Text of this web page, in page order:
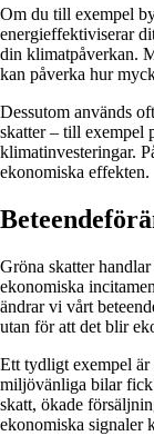
Om du till exempel
energieffektiviserar
din klimatpåverkan.
kan påverka hur
Dessutom används
skatter – till exempel
klimatinvesteringar.
ekonomiska effekten.
Gröna skatter
ekonomiska
ändrar vi vårt
utan för att det blir
Ett tydligt exempel är
miljövänliga bilar fick
skatt, ökade
ekonomiska signaler